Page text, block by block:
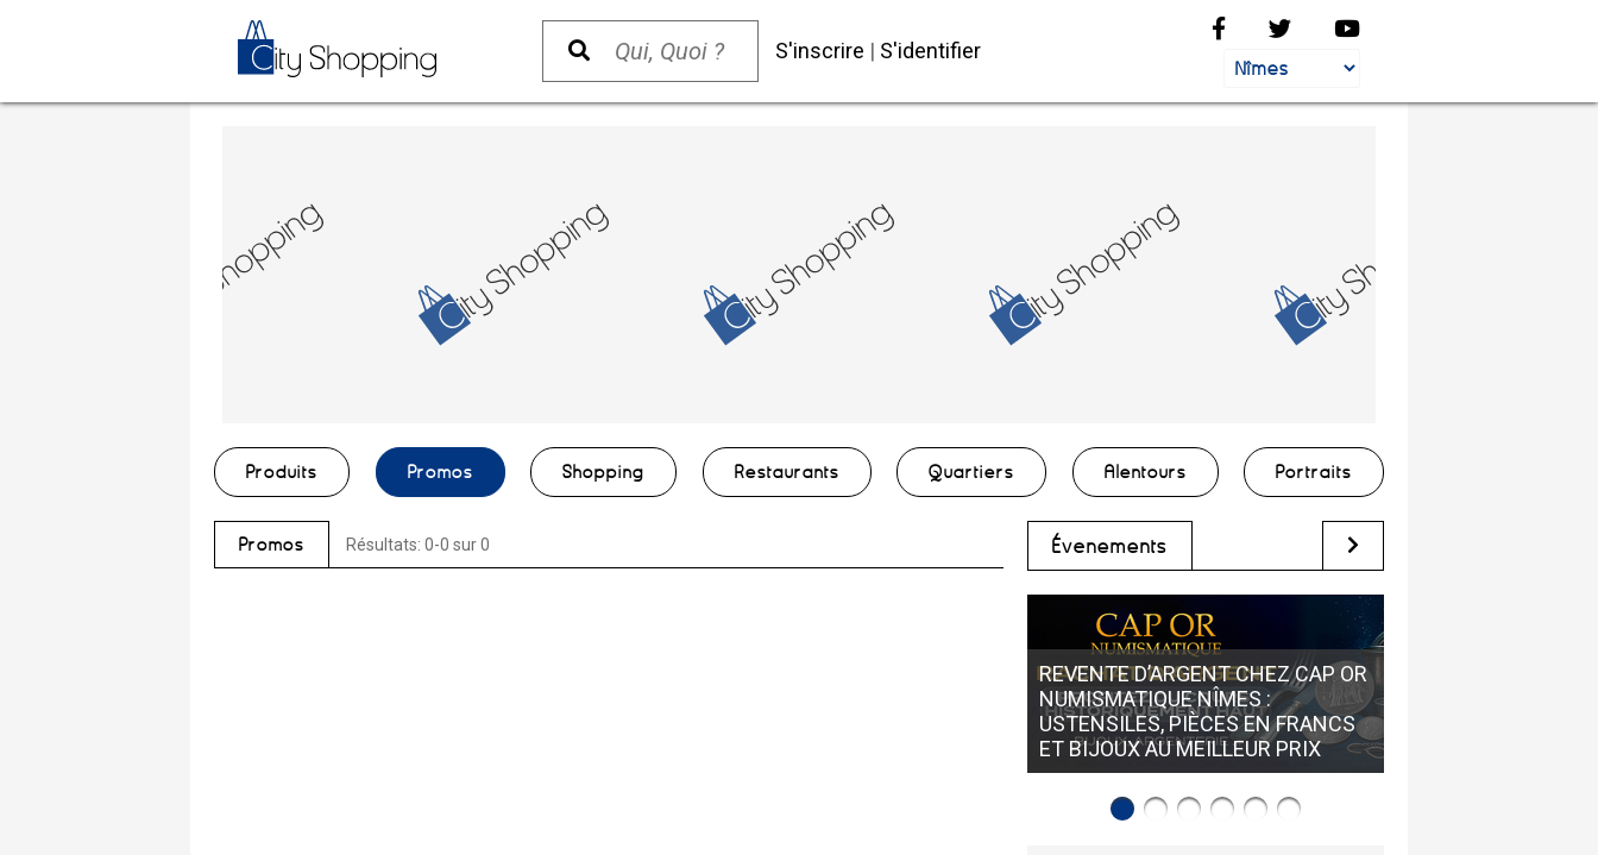
S'inscrire | S'identifier
Produits Promos Shopping Restaurants Quartiers Alentours Portraits
Promos Résultats: 0-0 sur 0 Évènements
REVENTE D’ARGENT CHEZ CAP OR
NUMISMATIQUE NÎMES :
USTENSILES, PIÈCES EN FRANCS
ET BIJOUX AU MEILLEUR PRIX